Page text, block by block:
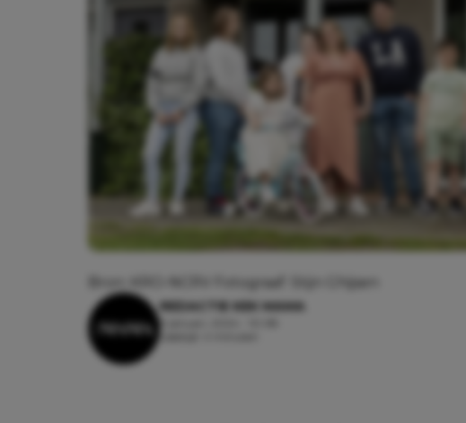
REDACTIE KEK MAMA